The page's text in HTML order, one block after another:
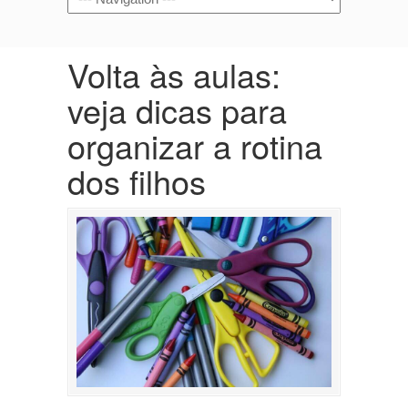
Volta às aulas:
veja dicas para
organizar a rotina
dos filhos